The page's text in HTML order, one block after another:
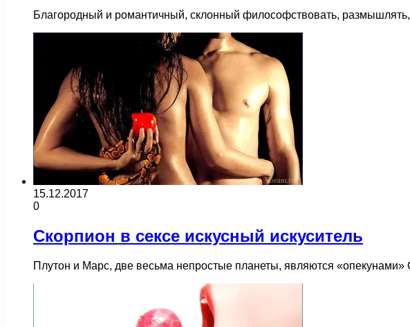
Благородный и романтичный, склонный философствовать, размышлять,
15.12.2017
0
Скорпион в сексе искусный искуситель
Плутон и Марс, две весьма непростые планеты, являются